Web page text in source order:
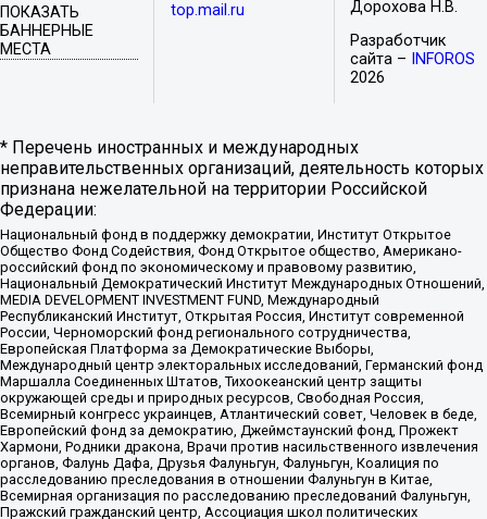
ПОКАЗАТЬ
БАННЕРНЫЕ
МЕСТА
top.mail.ru
Дорохова Н.В.
Разработчик
сайта –
INFOROS
2026
* Перечень иностранных и международных
неправительственных организаций, деятельность которых
признана нежелательной на территории Российской
Федерации:
Национальный фонд в поддержку демократии, Институт Открытое
Общество Фонд Содействия, Фонд Открытое общество, Американо-
российский фонд по экономическому и правовому развитию,
Национальный Демократический Институт Международных Отношений,
MEDIA DEVELOPMENT INVESTMENT FUND, Международный
Республиканский Институт, Открытая Россия, Институт современной
России, Черноморский фонд регионального сотрудничества,
Европейская Платформа за Демократические Выборы,
Международный центр электоральных исследований, Германский фонд
Маршалла Соединенных Штатов, Тихоокеанский центр защиты
окружающей среды и природных ресурсов, Свободная Россия,
Всемирный конгресс украинцев, Атлантический совет, Человек в беде,
Европейский фонд за демократию, Джеймстаунский фонд, Прожект
Хармони, Родники дракона, Врачи против насильственного извлечения
органов, Фалунь Дафа, Друзья Фалуньгун, Фалуньгун, Коалиция по
расследованию преследования в отношении Фалуньгун в Китае,
Всемирная организация по расследованию преследований Фалуньгун,
Пражский гражданский центр, Ассоциация школ политических